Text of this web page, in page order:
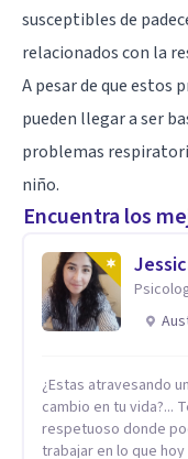
susceptibles de
relacionados con la
A pesar de que estos
pueden llegar a ser
problemas
niño.
Encuentra los
¿Estas atravesando
cambio en tu vida?...
respetuoso donde
trabajar en lo que hoy te